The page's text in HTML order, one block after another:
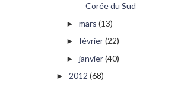
Corée du Sud
► mars (13)
► février(22)
► janvier(40)
► 2012 (68)